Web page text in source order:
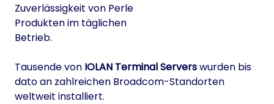
Zuverlässigkeit von Perle
Produkten im täglichen
Betrieb.
Tausende von IOLAN Terminal Serverswurden bis
dato an zahlreichen Broadcom-Standorten
weltweit installiert.